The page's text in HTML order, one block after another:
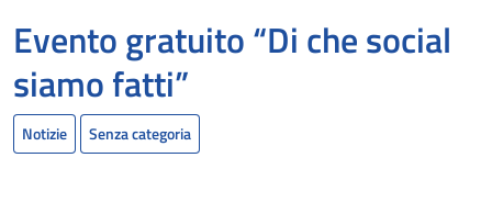
Evento gratuito “Di che social
siamo fatti”
Notizie Senza categoria